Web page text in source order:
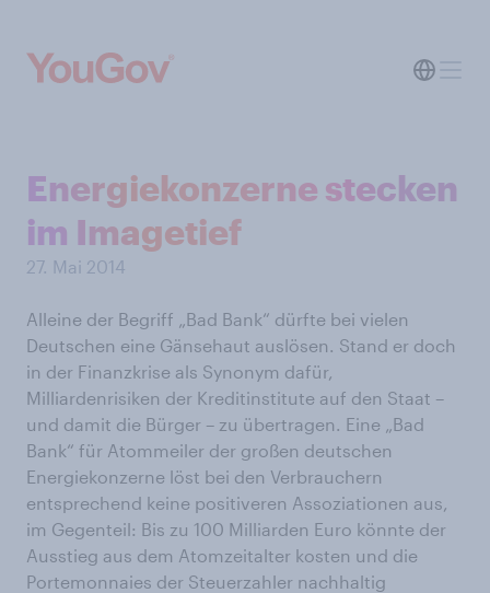
Energiekonzerne stecken
im Imagetief
27. Mai 2014
Alleine der Begriff „Bad Bank“ dürfte bei vielen
Deutschen eine Gänsehaut auslösen. Stand er doch
in der Finanzkrise als Synonym dafür,
Milliardenrisiken der Kreditinstitute auf den Staat –
und damit die Bürger – zu übertragen. Eine „Bad
Bank“ für Atommeiler der großen deutschen
Energiekonzerne löst bei den Verbrauchern
entsprechend keine positiveren Assoziationen aus,
im Gegenteil: Bis zu 100 Milliarden Euro könnte der
Ausstieg aus dem Atomzeitalter kosten und die
Portemonnaies der Steuerzahler nachhaltig